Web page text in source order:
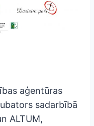
aģentūras
sadarbībā
ALTUM,